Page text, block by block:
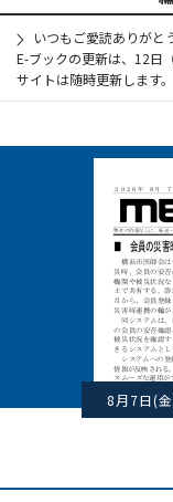
いつもご愛読ありがと
E-ブックの更新は、12日
サイトは随時更新します。
8月7日(